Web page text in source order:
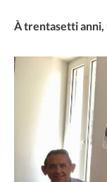
À trentasetti anni,